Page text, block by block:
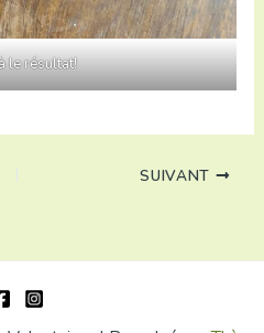
le résultat!
SUIVANT